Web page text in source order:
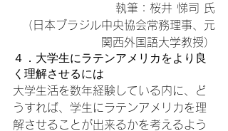
執筆：桜井 悌司 氏
（日本ブラジル中央協会常務理事、元
関西外国語大学教授）
４．大学生にラテンアメリカをより良
く理解させるには
大学生活を数年経験している内に、ど
うすれば、学生にラテンアメリカを理
解させることが出来るかを考えるよう